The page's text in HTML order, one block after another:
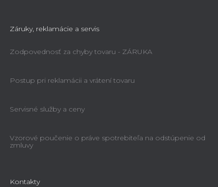
Záruky, reklamácie a servis
Zodpovednosť za chyby tovaru - ZÁRUKA
Postup pri reklamácii a vrátení tovaru
Servisné služby a ceny
Vzorové poučenie o práve spotrebiteľa na odstúpenie od
zmluvy
Kontakty